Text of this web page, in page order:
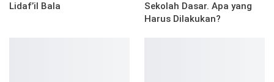
Lidaf’il Bala
Sekolah Dasar. Apa yang
Harus Dilakukan?